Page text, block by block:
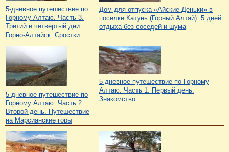
5-дневное путешествие по
Горному Алтаю. Часть 3.
Третий и четвертый дни.
Горно-Алтайск. Сростки
Дом для отпуска «Айские Деньки» в
поселке Катунь (Горный Алтай). 5 дней
отдыха без соседей и шума
5-дневное путешествие по
Горному Алтаю. Часть 2.
Второй день. Путешествие
на Марсианские горы
5-дневное путешествие по Горному
Алтаю. Часть 1. Первый день.
Знакомство